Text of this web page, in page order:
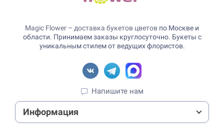
Magic Flower – доставка букетов цветов по Москве и
области. Принимаем заказы круглосуточно. Букеты с
уникальным стилем от ведущих флористов.
Напишите нам
Информация